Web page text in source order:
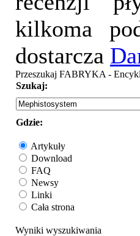
kilkoma
dostarcza
Przeszukaj FABRYKA -
Szukaj:
Gdzie:
Artykuły
Download
FAQ
Newsy
Linki
Cała strona
Wyniki wyszukiwania